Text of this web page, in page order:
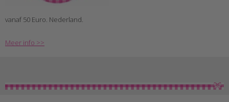
vanaf 50 Euro. Nederland.
Meer info >>